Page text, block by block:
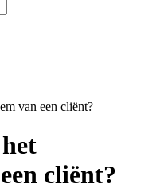
van een cliënt?
cliënt?